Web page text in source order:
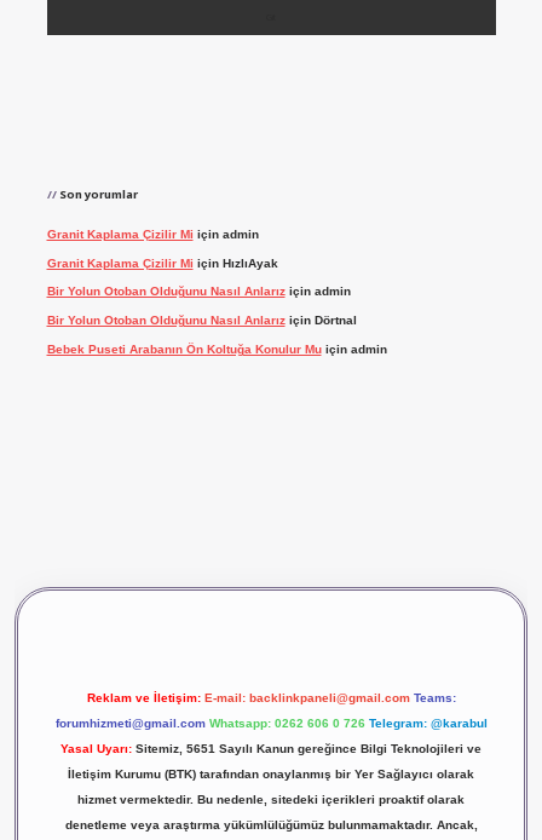
Son yorumlar
Granit Kaplama Çizilir Mi için admin
Granit Kaplama Çizilir Mi için HızlıAyak
Bir Yolun Otoban Olduğunu Nasıl Anlarıziçin admin
Bir Yolun Otoban Olduğunu Nasıl Anlarıziçin Dörtnal
Bebek Puseti Arabanın Ön Koltuğa Konulur Muiçin admin
Reklam ve İletişim: E-mail: backlinkpaneli@gmail.com Teams:
forumhizmeti@gmail.com Whatsapp: 0262 606 0 726 Telegram: @karabul
Yasal Uyarı: Sitemiz, 5651 Sayılı Kanun gereğince Bilgi Teknolojileri ve
İletişim Kurumu (BTK) tarafından onaylanmış bir Yer Sağlayıcı olarak
hizmet vermektedir. Bu nedenle, sitedeki içerikleri proaktif olarak
denetleme veya araştırma yükümlülüğümüz bulunmamaktadır. Ancak,